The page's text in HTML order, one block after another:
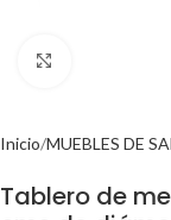
Inicio MUEBLES DE
Tablero de